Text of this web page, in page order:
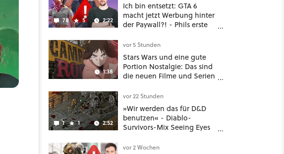
78 5 2:22
Ich bin entsetzt: GTA 6
macht jetzt Werbung hinter
der Paywall?! - Phils erste
Deal
1:38
vor 5 Stunden
Stars Wars und eine gute
Portion Nostalgie: Das sind
die neuen Filme und Serien
1 1 2:52
vor 22 Stunden
»Wir werden das für D&D
benutzen« - Diablo-
Survivors-Mix Seeing Eyes
nützliches Map-Tool
vor 2 Wochen